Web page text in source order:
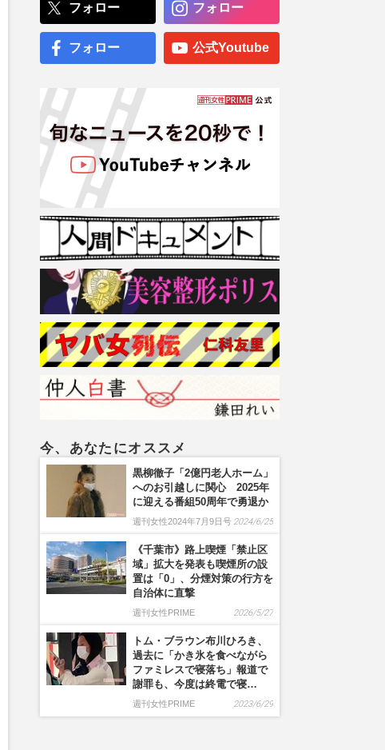
フォロー フォロー
フォロー 公式Youtube
今、あなたにオススメ
黒柳徹子「2億円老人ホーム」
へのお引越しに関心 2025年
に迎える番組50周年で勇退か
週刊女性2024年7月9日号 2024/6/25
《千葉市》路上喫煙「禁止区
域」拡大を発表も喫煙所の設
置は「0」、分煙対策の行方を
自治体に直撃
週刊女性PRIME 2026/5/27
トム・ブラウン布川ひろき、
過去に「かき氷を食べながら
ファミレスで寝落ち」報道で
謝罪も、今度は終電で寝…
週刊女性PRIME 2023/6/29